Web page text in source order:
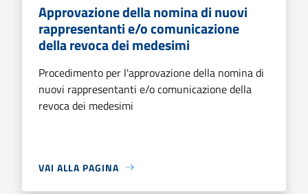
Approvazione della nomina di nuovi
rappresentanti e/o comunicazione
della revoca dei medesimi
Procedimento per l'approvazione della nomina di
nuovi rappresentanti e/o comunicazione della
revoca dei medesimi
VAI ALLA PAGINA